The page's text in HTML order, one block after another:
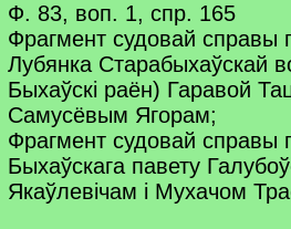
Ф. 83, воп. 1, спр. 165
Фрагмент судовай справы
Лубянка Старабыхаўскай
Быхаўскі раён) Гаравой
Самусёвым Ягорам;
Фрагмент судовай справы
Быхаўскага павету
Якаўлевічам і Мухачом